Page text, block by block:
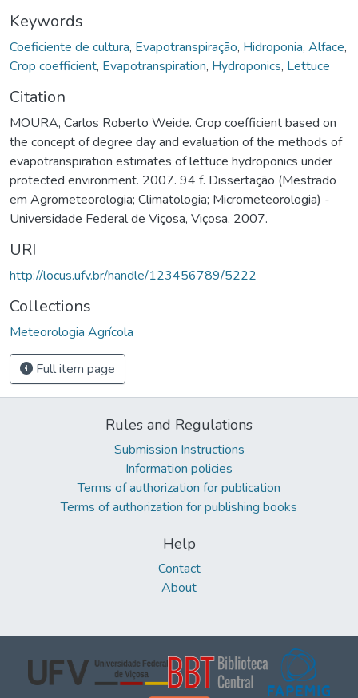
Keywords
Coeficiente de cultura, Evapotranspiração, Hidroponia, Alface,
Crop coefficient, Evapotranspiration, Hydroponics, Lettuce
Citation
MOURA, Carlos Roberto Weide. Crop coefficient based on
the concept of degree day and evaluation of the methods of
evapotranspiration estimates of lettuce hydroponics under
protected environment. 2007. 94 f. Dissertação (Mestrado
em Agrometeorologia; Climatologia; Micrometeorologia) -
Universidade Federal de Viçosa, Viçosa, 2007.
URI
http://locus.ufv.br/handle/123456789/5222
Collections
Meteorologia Agrícola
Full item page
Rules and Regulations
Submission Instructions
Information policies
Terms of authorization for publication
Terms of authorization for publishing books
Help
Contact
About